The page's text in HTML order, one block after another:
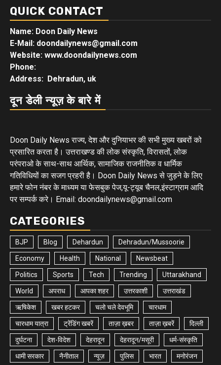
QUICK CONTACT
Name: Doon Daily News
E-Mail: doondailynews@gmail.com
Website: www.doondailynews.com
Phone:
Address: Dehradun, uk
दून डेली न्यूज़ के बारे में
Doon Daily News राज्य, देश और दुनियाभर की सभी मुख्य खबरों को
प्रसारित करता है। उत्तराखण्ड की लोक संस्कृति, विरासतों, लोक
परंपराओ के साथ-साथ आर्थिक, सामाजिक राजनीतिक व धार्मिक
गतिविधियों का सजग प्रहरी है। Doon Daily News से जुड़ने के लिए
हमारे फोन नंबर के माध्यम या फेसबुक पेज,यू-ट्यूब चैनल,इंस्टाग्राम आदि
पर सम्पर्क करे। Email: doondailynews@gmail.com
CATEGORIES
BJP Blog Dehardun Dehradun/Mussoorie
Economy Health National Newsbeat
Politics Sports Tech Trending Uttarakhand
World अपराध आपका शहर उत्तरकाशी उत्तराखंड
ऋषिकेश खबर हटकर चलो चले देवभूमि चारधाम
चारधाम यात्रा ट्रेंडिंग खबरें ताज़ा ख़बर ताज़ा ख़बरें दिल्ली
दुर्घटना देश-विदेश देहरादून देहरादून/मसूरी धर्म-संस्कृति
धामी सरकार नैनीताल न्यूज़ पुलिस भारत मनोरंजन